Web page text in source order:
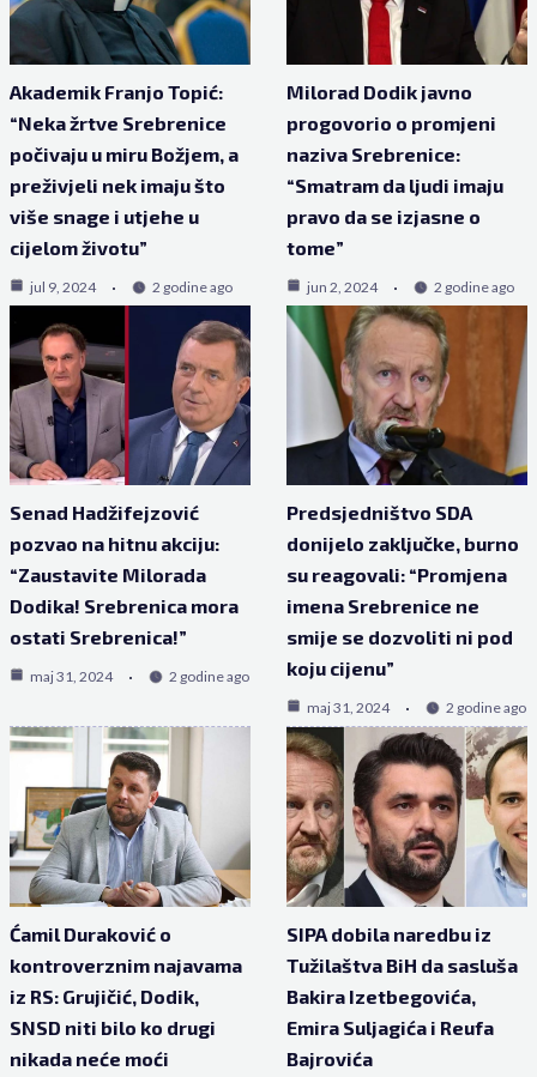
Akademik Franjo Topić:
“Neka žrtve Srebrenice
počivaju u miru Božjem, a
preživjeli nek imaju što
više snage i utjehe u
cijelom životu”
jul 9, 2024 2 godine ago
Milorad Dodik javno
progovorio o promjeni
naziva Srebrenice:
“Smatram da ljudi imaju
pravo da se izjasne o
tome”
jun 2, 2024 2 godine ago
Senad Hadžifejzović
pozvao na hitnu akciju:
“Zaustavite Milorada
Dodika! Srebrenica mora
ostati Srebrenica!”
maj 31, 2024 2 godine ago
Predsjedništvo SDA
donijelo zaključke, burno
su reagovali: “Promjena
imena Srebrenice ne
smije se dozvoliti ni pod
koju cijenu”
maj 31, 2024 2 godine ago
Ćamil Duraković o
kontroverznim najavama
iz RS: Grujičić, Dodik,
SNSD niti bilo ko drugi
nikada neće moći
SIPA dobila naredbu iz
Tužilaštva BiH da sasluša
Bakira Izetbegovića,
Emira Suljagića i Reufa
Bajrovića